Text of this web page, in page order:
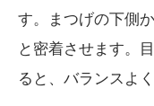
す。まつげの下側
と密着させます。
ると、バランスよ